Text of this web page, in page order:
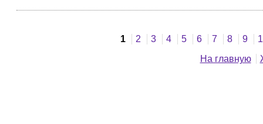
1 2 3 4 5 6 7 8 9
На главную